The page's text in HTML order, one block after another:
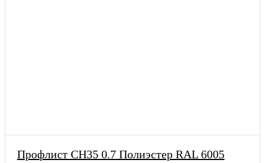
Профлист СН35 0.7 Полиэстер RAL 6005